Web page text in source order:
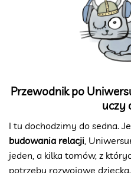
Przewodnik po
uczy
I tu dochodzimy do sedna.
budowania relacji ,
jeden, a kilka tomów, z
potrzeby rozwojowe